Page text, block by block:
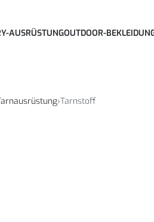
AUSRÜSTUNGOUTDOOR-
›Tarnstoff